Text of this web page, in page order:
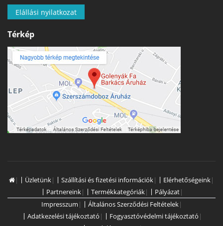
Elállási nyilatkozat
Térkép
| Üzletünk| Szállítási és fizetési információk| Elérhetőségeink|
Partnereink| Termékkategóriák| Pályázat|
Impresszum | Általános Szerződési Feltételek|
Adatkezelési tájékoztató | Fogyasztóvédelmi tájékoztató |